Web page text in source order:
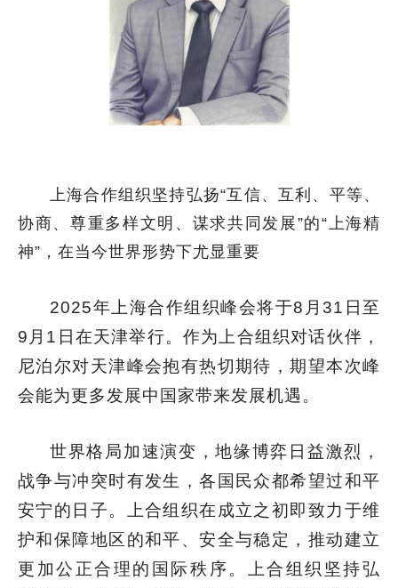
上海合作组织坚持弘扬“互信、互利、平等、
协商、尊重多样文明、谋求共同发展”的“上海精
神”，在当今世界形势下尤显重要
2025年上海合作组织峰会将于8月31日至
9月1日在天津举行。作为上合组织对话伙伴，
尼泊尔对天津峰会抱有热切期待，期望本次峰
会能为更多发展中国家带来发展机遇。
世界格局加速演变，地缘博弈日益激烈，
战争与冲突时有发生，各国民众都希望过和平
安宁的日子。上合组织在成立之初即致力于维
护和保障地区的和平、安全与稳定，推动建立
更加公正合理的国际秩序。上合组织坚持弘